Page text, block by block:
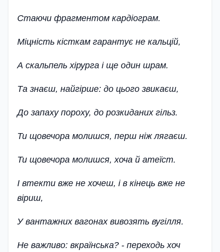
Стаючи фрагментом кардіограм.
Міцність кісткам гарантує не кальцій,
А скальпель хірурга і ще один шрам.
Та знаєш, найгірше: до цього звикаєш,
До запаху пороху, до розкиданих гільз.
Ти щовечора молишся, перш ніж лягаєш.
Ти щовечора молишся, хоча й атеїст.
І втекти вже не хочеш, і в кінець вже не
віриш,
У вантажних вагонах вивозять вугілля.
Не важливо: вкраїнська? - переходь хоч